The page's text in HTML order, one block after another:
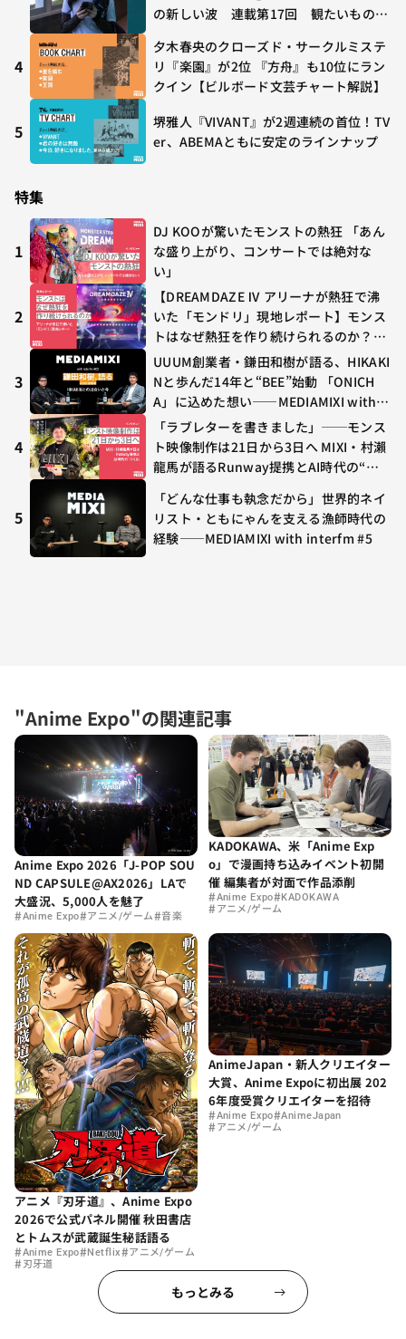
"Anime Expo"の関連記事
Anime Expo 2026「J-POP SOU
ND CAPSULE@AX2026」LAで
大盛況、5,000人を魅了
#Anime Expo#アニメ/ゲーム#音楽
KADOKAWA、米「Anime Exp
o」で漫画持ち込みイベント初開
催 編集者が対面で作品添削
#Anime Expo#KADOKAWA
#アニメ/ゲーム
アニメ『刃牙道』、Anime Expo
2026で公式パネル開催 秋田書店
とトムスが武蔵誕生秘話語る
#Anime Expo#Netflix#アニメ/ゲーム
#刃牙道
AnimeJapan・新人クリエイター
大賞、Anime Expoに初出展 202
6年度受賞クリエイターを招待
#Anime Expo#AnimeJapan
#アニメ/ゲーム
もっとみる
の新しい波 連載第17回 観たいものが
4
夕木春央のクローズド・サークルミステ
リ『楽園』が2位 『方舟』も10位にラン
クイン【ビルボード文芸チャート解説】
5
堺雅人『VIVANT』が2週連続の首位！TV
er、ABEMAともに安定のラインナップ
特集
1
DJ KOOが驚いたモンストの熱狂 「あん
な盛り上がり、コンサートでは絶対な
い」
2
【DREAMDAZE Ⅳ アリーナが熱狂で沸
いた「モンドリ」現地レポート】モンス
トはなぜ熱狂を作り続けられるのか？コ
ラボ初の“真獣神化”やDJ KOO、てつ
や、兎田ぺこら、壱百満天原サロメらも
集結
3
UUUM創業者・鎌田和樹が語る、HIKAKI
Nと歩んだ14年と“BEE”始動 「ONICH
A」に込めた想い——MEDIAMIXI with in
terfm #3
4
「ラブレターを書きました」──モンス
ト映像制作は21日から3日へ MIXI・村瀨
龍馬が語るRunway提携とAI時代の“つ
5
「どんな仕事も執念だから」世界的ネイ
リスト・ともにゃんを支える漁師時代の
経験——MEDIAMIXI with interfm #5